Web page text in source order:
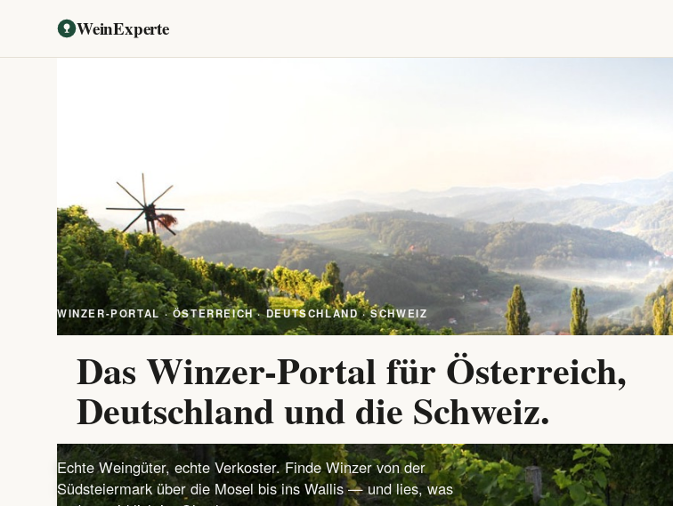
WeinExperte
WINZER-PORTAL · ÖSTERREICH · DEUTSCHLAND · SCHWEIZ
Das Winzer-Portal für Österreich,
Deutschland und die Schweiz.
Echte Weingüter, echte Verkoster. Finde Winzer von der
Südsteiermark über die Mosel bis ins Wallis — und lies, was